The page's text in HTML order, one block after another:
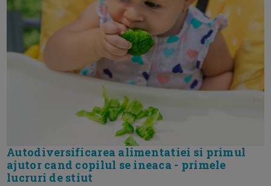
Autodiversificarea alimentatiei si primul
ajutor cand copilul se ineaca - primele
lucruri de stiut